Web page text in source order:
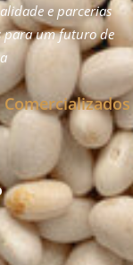
e parcerias
para um futuro de